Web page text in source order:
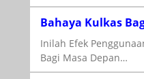
Bahaya Kulkas
Inilah Efek
Bagi Masa Depan…